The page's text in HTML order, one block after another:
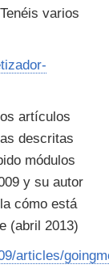
varios
artículos
descritas
módulos
y su autor
cómo está
(abril 2013)
articles/